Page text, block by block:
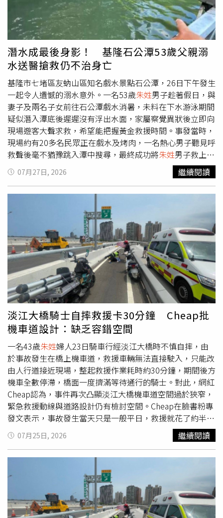
否在審查程序上出現漏洞。媒體向多家生殖醫學中心查證，
各院均表示，接受試管嬰兒療程依法必須出示身分證及結婚
證正本，夫妻雙方還須完成拍照、刷臉等身分驗證程序，若
未提供結婚證，僅能接受一般檢查，無法正式建檔或進行試
管嬰兒療程。至於涉案的復旦大學附屬中山醫院則表示，辦
理輔助生殖療程確實需要提供結婚證等相關證件，至於本案
涉及偽造證件及冷凍胚胎等爭議，已交由相關部門統一處
理，截至報導截稿前，院方尚未正式回應媒體詢問。受訪律
師指出，若丈夫與第三者確實利用偽造結婚證接受輔助生殖
治療，不僅可能涉及偽造國家機關證件等違法行為，也已違
反婚姻忠誠義務。原配除可在離婚訴訟中主張精神慰撫金，
也可依法追討遭不當支出的夫妻共同財產。至於醫院是否須
承擔法律責任，律師分析，目前醫療院所大多僅能針對民眾
提供的證件進行形式審查，並無權限直接查詢婚姻登記資
料，因此若偽造證件足以亂真，醫院未能第一時間辨識，不
一定構成違法。不過，在合法配偶提出質疑後，院方是否已
步認定。對於最受外界關注的冷凍胚胎處置問題，律師表
示，現行法律認為冷凍胚胎屬具有生命發展可能性的特殊客
體，其處置權原則上屬於精子與卵子的提供者。朱女雖是合
法配偶，但因未參與胚胎形成，依法無法單方面要求醫院銷
毀胚胎。不過，她仍可透過追究偽造證件責任、向衛生主管
機關檢舉醫院流程是否存在疏失，或向法院聲請行為保全等
方式，避免涉案胚胎後續遭到移植，進一步維護自身權益。
方已依法採集其尿液檢體送驗，待檢驗結果出爐後，將另依
違反《毒品危害防制條例》函送地檢署併案偵辦，朱男則已
遭羈押禁見。
潛水成最後身影！ 基隆石公潭53歲父親溺
水送醫搶救仍不治身亡
基隆市七堵區友蚋山區知名戲水景點石公潭，26日下午發生
一起令人遺憾的溺水意外。一名53歲朱姓男子趁著假日，與
妻子及兩名子女前往石公潭戲水消暑，未料在下水游泳期間
疑似潛入潭底後遲遲沒有浮出水面，家屬察覺異狀後立即向
現場遊客大聲求救，希望能把握黃金救援時間。事發當時，
現場約有20多名民眾正在戲水及烤肉，一名熱心男子聽見呼
救聲後毫不猶豫跳入潭中搜尋，最終成功將朱姓男子救上
岸。不過，朱男被救起時已經失去呼吸心跳，且全身發白，
情況相當危急。救人的男子立即替他清除口中異物，並持續
實施心肺復甦術（CPR），直到消防救護人員趕抵現場接手
場，除了持續施作高級救命術，也立即將朱男送往新北市汐
止國泰醫院救治。醫療團隊經過全力搶救後，一度成功恢復
心跳，但因心跳及血壓始終無法穩定，傷勢過於嚴重，最終
仍於27日凌晨2時宣告不治，令人不勝唏噓。警方事後完成
相關筆錄，並已報請檢察官會同法醫相驗，以進一步釐清朱
姓男子的確切死因，詳細事故原因仍有待後續調查。據了
解，石公潭位於友蚋溪上游，因水質清澈、景色優美，每到
夏季都吸引不少民眾前往游泳、戲水及烤肉。然而，天然溪
潭水域暗藏深淺不一、水流變化及水下障礙物等潛在危險，
即使水性良好，也可能因體力不支、抽筋或其他突發狀況發
生意外。此次悲劇也再次提醒民眾，前往天然水域戲水時應
提高警覺，避免單獨潛水或前往危險水域，才能降低意外發
生的風險。
07月27日, 2026 繼續閱讀
淡江大橋騎士自摔救援卡30分鐘 Cheap批
機車道設計：缺乏容錯空間
一名43歲朱姓婦人23日騎車行經淡江大橋時不慎自摔，由
於事故發生在橋上機車道，救援車輛無法直接駛入，只能改
由人行道接近現場，整起救援作業耗時約30分鐘，期間後方
機車全數停滯，橋面一度擠滿等待通行的騎士。對此，網紅
Cheap認為，事件再次凸顯淡江大橋機車道空間過於狹窄，
緊急救援動線與道路設計仍有檢討空間。Cheap在臉書粉專
發文表示，事故發生當天只是一般平日，救援就花了約半小
時才完成，若未來發生在假日，人行道擠滿遊客的情況下，
救援效率恐怕還會受到更大影響。他指出，淡江大橋機車道
過窄的問題，其實在通車前就曾引發外界討論，如今事故發
容易造成後方車流全面回堵，救護車等救援車輛也無法直接
進入機車道，甚至難以透過快車道執行救援，只能改由人行
道抵達事故地點。針對部分網友將事故歸咎於騎士操作不
當，Cheap則認為，「道路安全本來就要容錯率，又不是每
07月25日, 2026 繼續閱讀